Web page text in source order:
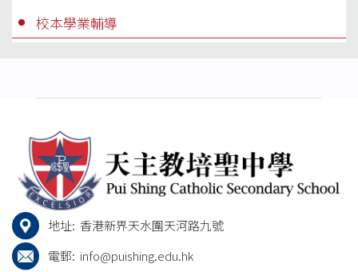
校本學業輔導
地址: 香港新界天水圍天河路九號
電郵: info@puishing.edu.hk